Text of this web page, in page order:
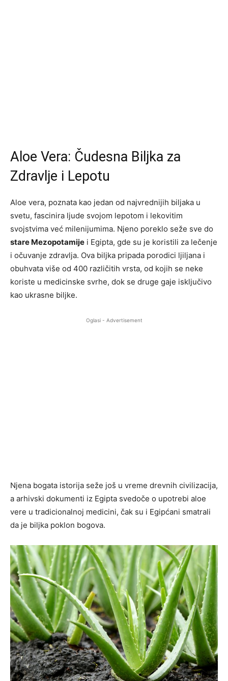
Aloe Vera: Čudesna Biljka za
Zdravlje i Lepotu
Aloe vera, poznata kao jedan od najvrednijih biljaka u
svetu, fascinira ljude svojom lepotom i lekovitim
svojstvima već milenijumima. Njeno poreklo seže sve do
stare Mezopotamije i Egipta, gde su je koristili za lečenje
i očuvanje zdravlja. Ova biljka pripada porodici ljiljana i
obuhvata više od 400 različitih vrsta, od kojih se neke
koriste u medicinske svrhe, dok se druge gaje isključivo
kao ukrasne biljke.
Oglasi - Advertisement
Njena bogata istorija seže još u vreme drevnih civilizacija,
a arhivski dokumenti iz Egipta svedoče o upotrebi aloe
vere u tradicionalnoj medicini, čak su i Egipćani smatrali
da je biljka poklon bogova.